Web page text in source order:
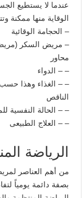
عندما لا يستطيع
الوقاية منها
– الحجامة الوقائية
– مريض السكر
محاور
– – الدواء
– – الغذاء وهذا
الناقص
– – الحالة النفسية
– – العلاج الطبيعى
الرياضة
من أهم العناصر
بصفة دائمة يومياً